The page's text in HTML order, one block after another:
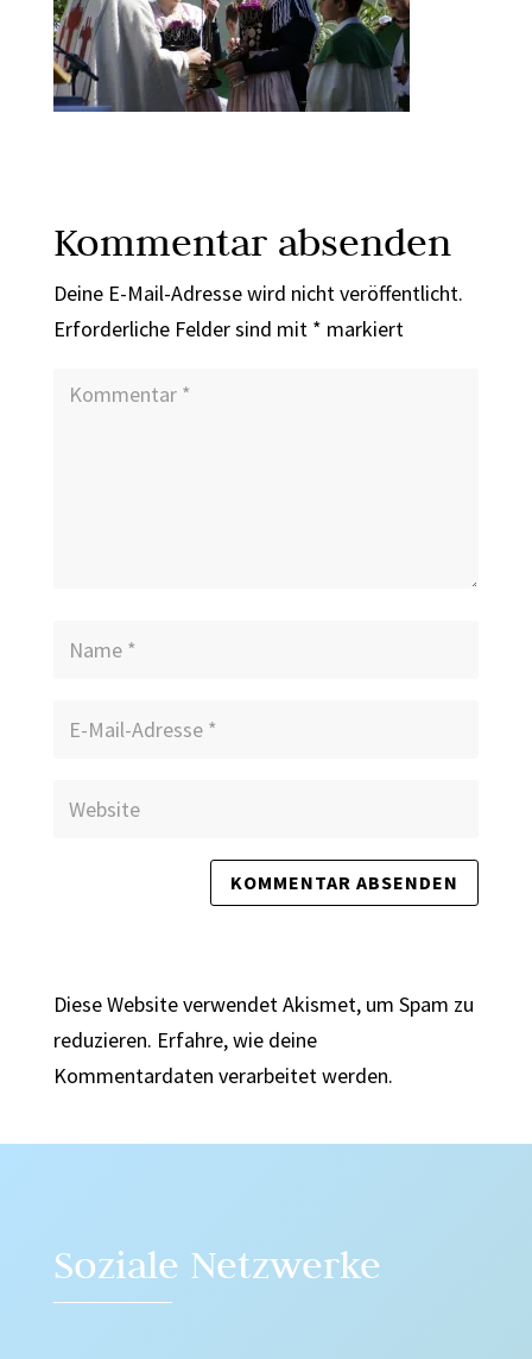
Kommentar absenden
Deine E-Mail-Adresse wird nicht veröffentlicht.
Erforderliche Felder sind mit * markiert
Diese Website verwendet Akismet, um Spam zu
reduzieren. Erfahre, wie deine
Kommentardaten verarbeitet werden.
Soziale Netzwerke